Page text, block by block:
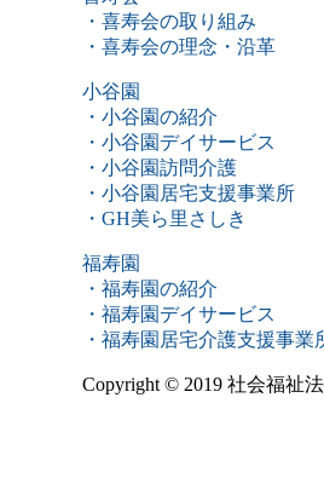
・喜寿会の取り組み
・喜寿会の理念・沿革
小谷園
・小谷園の紹介
・小谷園デイサービス
・小谷園訪問介護
・小谷園居宅支援事業所
・GH美ら里さしき
福寿園
・福寿園の紹介
・福寿園デイサービス
・福寿園居宅介護支援事業
Copyright © 2019 社会福祉